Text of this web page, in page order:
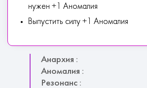
нужен +1 Аномалия
Выпустить силу +1 Аномалия
Анархия :
Аномалия :
Резонанс :